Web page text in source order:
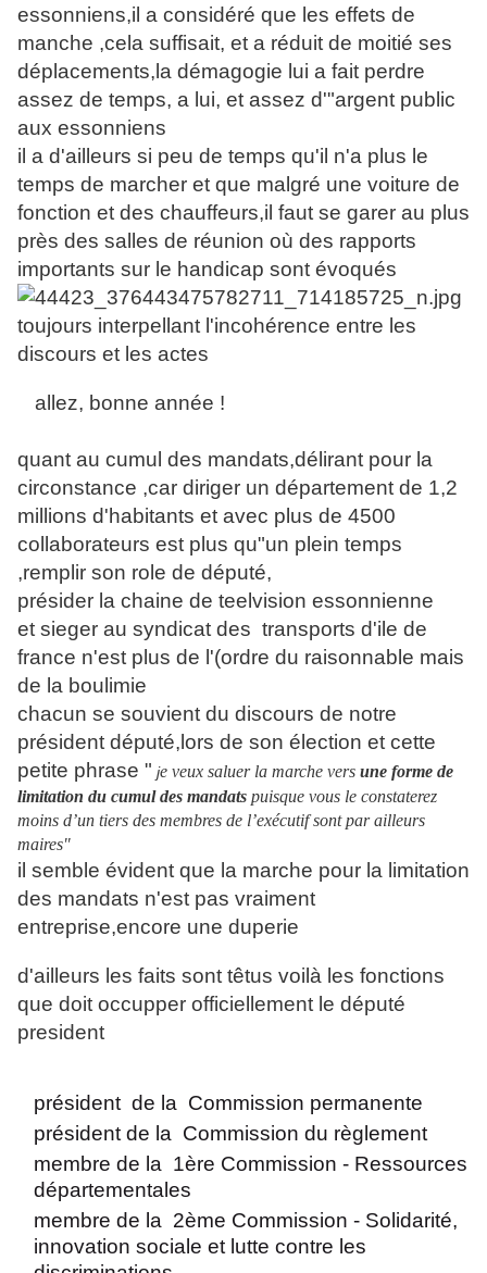
essonniens,il a considéré que les effets de
manche ,cela suffisait, et a réduit de moitié ses
déplacements,la démagogie lui a fait perdre
assez de temps, a lui, et assez d'"argent public
aux essonniens
il a d'ailleurs si peu de temps qu'il n'a plus le
temps de marcher et que malgré une voiture de
fonction et des chauffeurs,il faut se garer au plus
près des salles de réunion où des rapports
importants sur le handicap sont évoqués
toujours interpellant l'incohérence entre les
discours et les actes
allez, bonne année !
quant au cumul des mandats,délirant pour la
circonstance ,car diriger un département de 1,2
millions d'habitants et avec plus de 4500
collaborateurs est plus qu"un plein temps
,remplir son role de député,
présider la chaine de teelvision essonnienne
et sieger au syndicat des transports d'ile de
france n'est plus de l'(ordre du raisonnable mais
de la boulimie
chacun se souvient du discours de notre
président député,lors de son élection et cette
petite phrase " je veux saluer la marche vers une forme de
limitation du cumul des mandats puisque vous le constaterez
moins d’un tiers des membres de l’exécutif sont par ailleurs
maires"
il semble évident que la marche pour la limitation
des mandats n'est pas vraiment
entreprise,encore une duperie
d'ailleurs les faits sont têtus voilà les fonctions
que doit occupper officiellement le député
president
président de la Commission permanente
président de la Commission du règlement
membre de la 1ère Commission - Ressources
départementales
membre de la 2ème Commission - Solidarité,
innovation sociale et lutte contre les